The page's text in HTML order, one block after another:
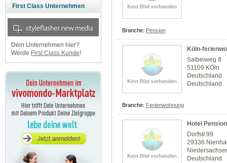
First Class Unternehmen
Dein Unternehmen hier?
Werde First Class Kunde!
Branche: Pension
Köln-
Salbeiweg 8
51109 KÖln
Deutschland
Deutschland
Branche: Ferienwohnung
Hotel
Dorfstr.99
29336
Deutschland